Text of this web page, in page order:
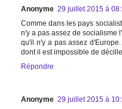
Anonyme 29 juillet 2015 à
Comme dans les pays
n'y a pas assez de socialisme
qu'il n'y a pas assez
dont il est impossible de
Répondre
Anonyme 29 juillet 2015 à